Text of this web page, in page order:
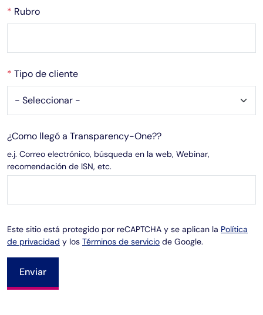
* Rubro
* Tipo de cliente
¿Como llegó a Transparency-One??
e.j. Correo electrónico, búsqueda en la web, Webinar,
recomendación de ISN, etc.
Este sitio está protegido por reCAPTCHA y se aplican la Política
de privacidad y los Términos de servicio de Google.
Enviar